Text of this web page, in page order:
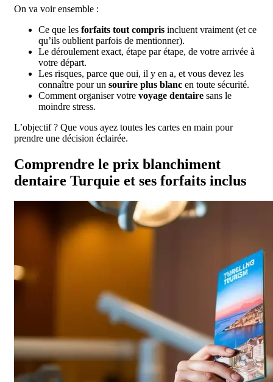
On va voir ensemble :
Ce que les forfaits tout compris incluent vraiment (et ce
qu’ils oublient parfois de mentionner).
Le déroulement exact, étape par étape, de votre arrivée à
votre départ.
Les risques, parce que oui, il y en a, et vous devez les
connaître pour un sourire plus blanc en toute sécurité.
Comment organiser votre voyage dentaire sans le
moindre stress.
L’objectif ? Que vous ayez toutes les cartes en main pour
prendre une décision éclairée.
Comprendre le prix blanchiment
dentaire Turquie et ses forfaits inclus